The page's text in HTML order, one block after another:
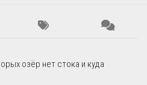
озёр нет стока и куда